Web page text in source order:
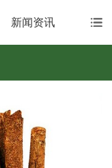
新闻资讯